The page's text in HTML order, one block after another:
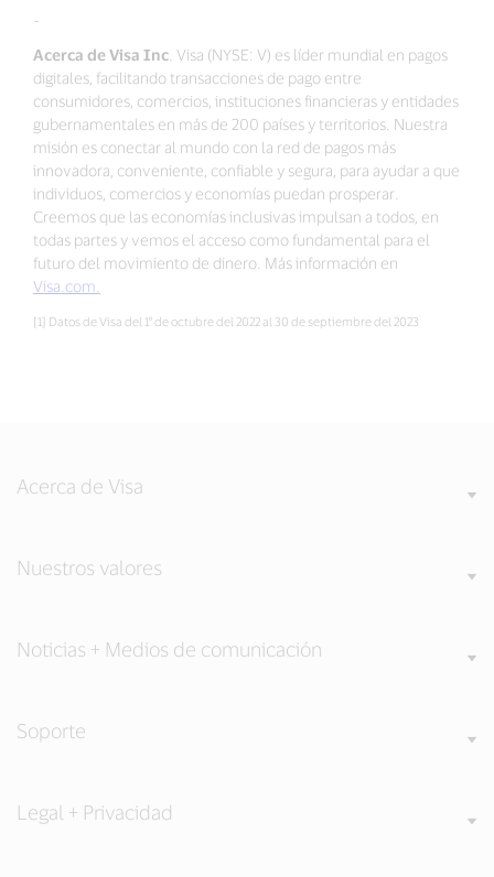
-
Acerca de Visa Inc . Visa (NYSE: V) es líder mundial en pagos
digitales, facilitando transacciones de pago entre
consumidores, comercios, instituciones financieras y entidades
gubernamentales en más de 200 países y territorios. Nuestra
misión es conectar al mundo con la red de pagos más
innovadora, conveniente, confiable y segura, para ayudar a que
individuos, comercios y economías puedan prosperar.
Creemos que las economías inclusivas impulsan a todos, en
todas partes y vemos el acceso como fundamental para el
futuro del movimiento de dinero. Más información en
Visa.com.
[1] Datos de Visa del 1° de octubre del 2022 al 30 de septiembre del 2023
Acerca de Visa
Nuestros valores
Noticias + Medios de comunicación
Soporte
Legal + Privacidad